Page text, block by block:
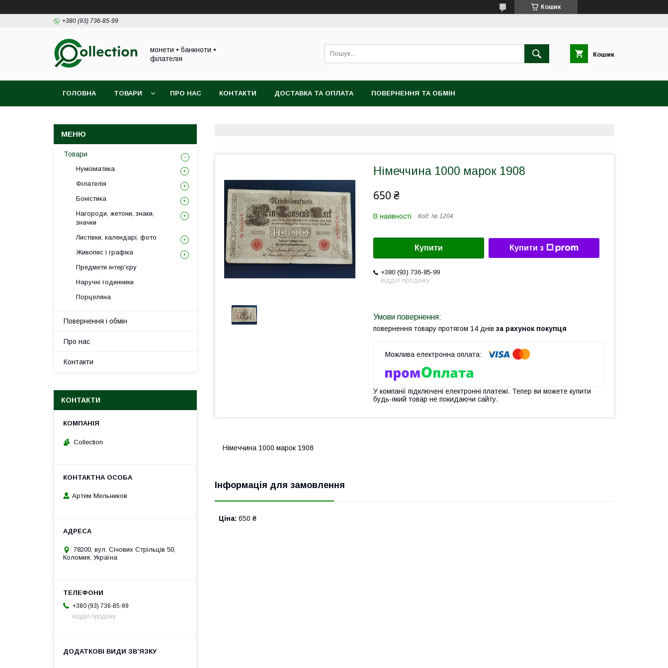
Кошик
+380 (93) 736-85-99
монети • банкноти •
філателія
Кошик
ГОЛОВНА ТОВАРИ ПРО НАС КОНТАКТИ ДОСТАВКА ТА ОПЛАТА ПОВЕРНЕННЯ ТА ОБМІН
Німеччина 1000 марок 1908
650 ₴
В наявності Код: № 1204
Купити Купити з
+380 (93) 736-85-99
відділ продажу
повернення товару протягом 14 днів за рахунок покупця
У компанії підключені електронні платежі. Тепер ви можете купити
будь-який товар не покидаючи сайту.
Німеччина 1000 марок 1908
Інформація для замовлення
Ціна: 650 ₴
Товари
Нумізматика
Філателія
Боністика
Нагороди, жетони, знаки,
значки
Листівки, календарі, фото
Живопис і графіка
Предмети інтер'єру
Наручні годинники
Порцеляна
Повернення і обмін
Про нас
Контакти
КОНТАКТИ
Collection
Артем Мельников
78200, вул. Січових Стрільців 50,
Коломия, Україна
+380 (93) 736-85-99
відділ продажу